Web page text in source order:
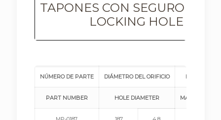
TAPONES CON SEGURO
LOCKING HOLE
NÚMERO DE PARTE DIÁMETRO DEL ORIFICIO
PART NUMBER HOLE DIAMETER MAXIMUM